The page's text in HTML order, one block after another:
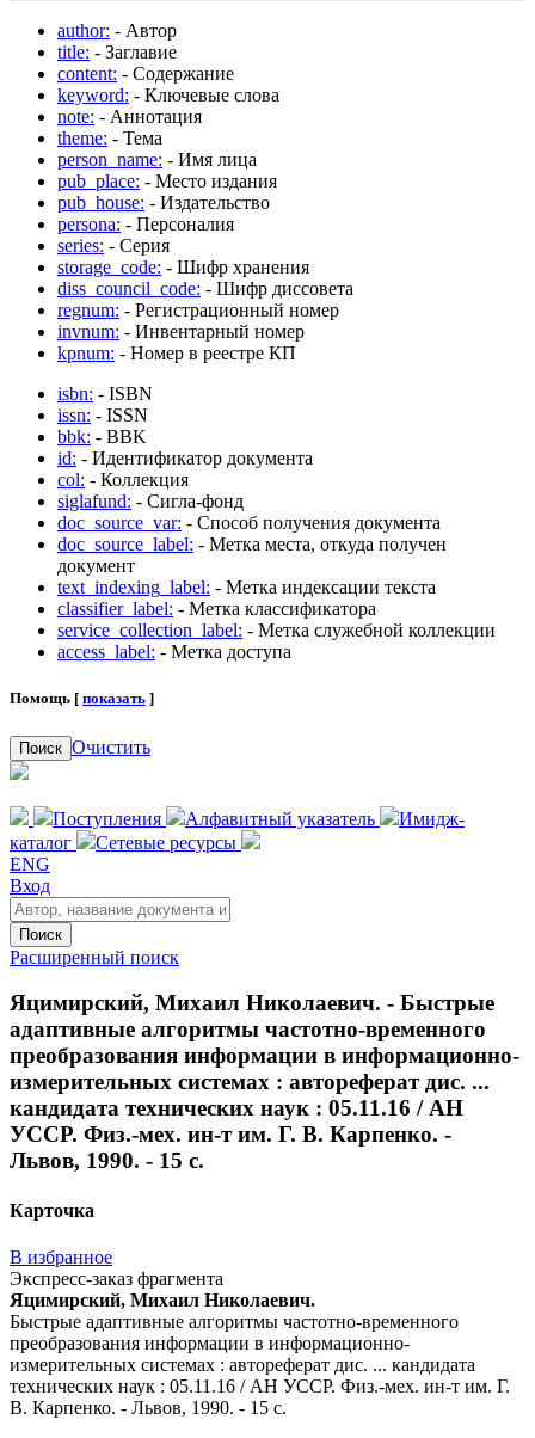
author: - Автор
title: - Заглавие
content: - Содержание
keyword: - Ключевые слова
note: - Аннотация
theme: - Тема
person_name: - Имя лица
pub_place: - Место издания
pub_house: - Издательство
persona: - Персоналия
series: - Серия
storage_code: - Шифр хранения
diss_council_code: - Шифр диссовета
regnum: - Регистрационный номер
invnum: - Инвентарный номер
kpnum: - Номер в реестре КП
isbn: - ISBN
issn: - ISSN
bbk: - BBK
id: - Идентификатор документа
col: - Коллекция
siglafund: - Сигла-фонд
doc_source_var: - Способ получения документа
doc_source_label: - Метка места, откуда получен
документ
text_indexing_label: - Метка индексации текста
classifier_label: - Метка классификатора
service_collection_label: - Метка служебной коллекции
access_label: - Метка доступа
Помощь [ показать ]
Поиск Очистить
Поступления Алфавитный указатель
Имидж-
каталог
Сетевые ресурсы
ENG
Вход
Поиск
Расширенный поиск
Яцимирский, Михаил Николаевич. - Быстрые
адаптивные алгоритмы частотно-временного
преобразования информации в информационно-
измерительных системах : автореферат дис. ...
кандидата технических наук : 05.11.16 / АН
УССР. Физ.-мех. ин-т им. Г. В. Карпенко. -
Львов, 1990. - 15 с.
Карточка
В избранное
Экспресс-заказ фрагмента
Яцимирский, Михаил Николаевич.
Быстрые адаптивные алгоритмы частотно-временного
преобразования информации в информационно-
измерительных системах : автореферат дис. ... кандидата
технических наук : 05.11.16 / АН УССР. Физ.-мех. ин-т им. Г.
В. Карпенко. - Львов, 1990. - 15 с.